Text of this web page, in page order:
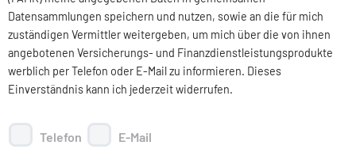
Datensammlungen speichern und nutzen, sowie an die für mich
zuständigen Vermittler weitergeben, um mich über die von ihnen
angebotenen Versicherungs- und Finanzdienstleistungsprodukte
werblich per Telefon oder E-Mail zu informieren. Dieses
Einverständnis kann ich jederzeit widerrufen.
Telefon E-Mail